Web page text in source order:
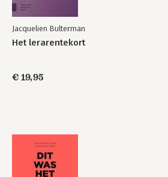
Jacquelien Bulterman
Het lerarentekort
€ 19,95